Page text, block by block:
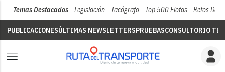
Temas Destacados Legislación Tacógrafo Top 500 Flotas Retos Del
PUBLICACIONESÚLTIMAS NEWSLETTERSPRUEBASCONSULTORIO